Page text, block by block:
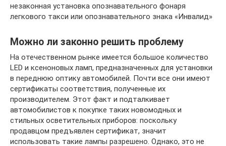
незаконная установка опознавательного фонаря
легкового такси или опознавательного знака «Инвалид»
Можно ли законно решить проблему
На отечественном рынке имеется большое количество
LED и ксеноновых ламп, предназначенных для установки
в переднюю оптику автомобилей. Почти все они имеют
сертификаты соответствия, полученные их
производителем. Этот факт и подталкивает
автомобилистов к покупке таких новомодных и
стильных осветительных приборов: поскольку
продавцом предъявлен сертификат, значит
использовать такие лампы разрешено. Однако, это не